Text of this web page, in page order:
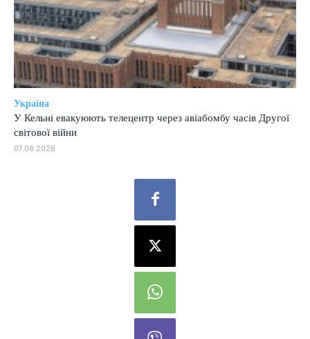
Україна
У Кельні евакуюють телецентр через авіабомбу часів Другої
світової війни
07.08.2026